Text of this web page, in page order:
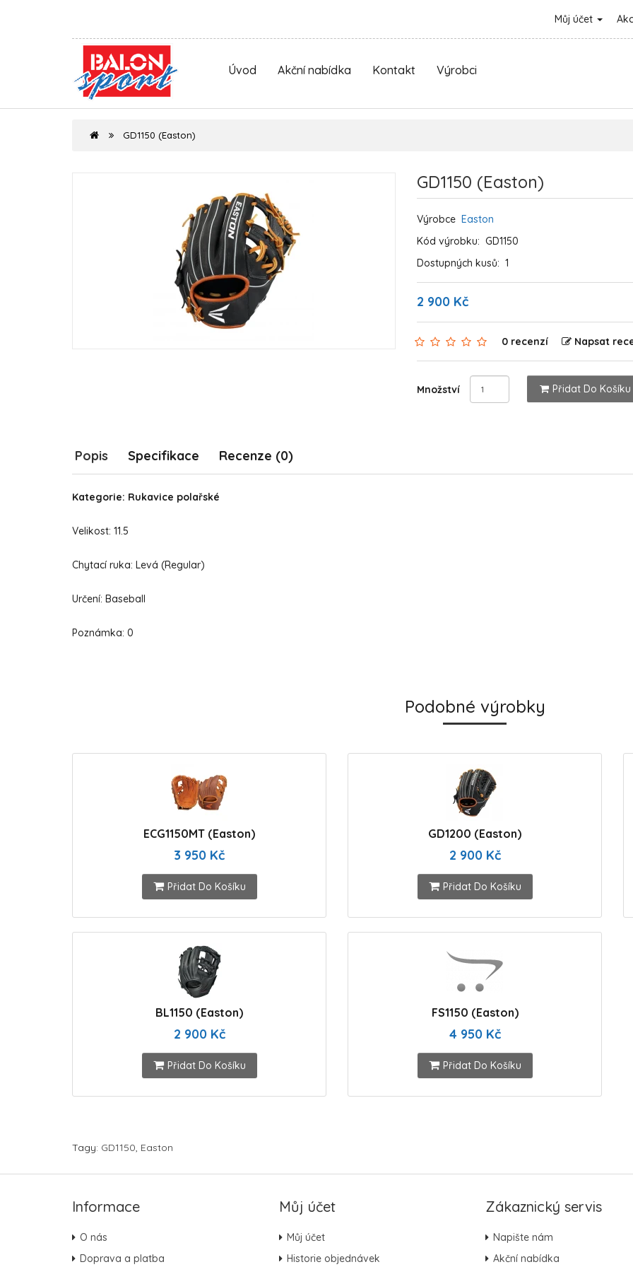
Můj účet
Úvod Akční nabídka Kontakt Výrobci
GD1150 (Easton)
GD1150 (Easton)
Výrobce Easton
Kód výrobku: GD1150
Dostupných kusů: 1
2 900 Kč
0 recenzí Napsat
Množství Přidat Do Košíku
Popis Specifikace Recenze (0)
Kategorie: Rukavice polařské
Velikost: 11.5
Chytací ruka: Levá (Regular)
Určení: Baseball
Poznámka: 0
Podobné výrobky
ECG1150MT (Easton)
3 950 Kč
Přidat Do Košíku
GD1200 (Easton)
2 900 Kč
Přidat Do Košíku
BL1150 (Easton)
2 900 Kč
Přidat Do Košíku
FS1150 (Easton)
4 950 Kč
Přidat Do Košíku
Tagy: GD1150, Easton
Informace
O nás
Doprava a platba
Můj účet
Můj účet
Historie objednávek
Zákaznický servis
Napište nám
Akční nabídka